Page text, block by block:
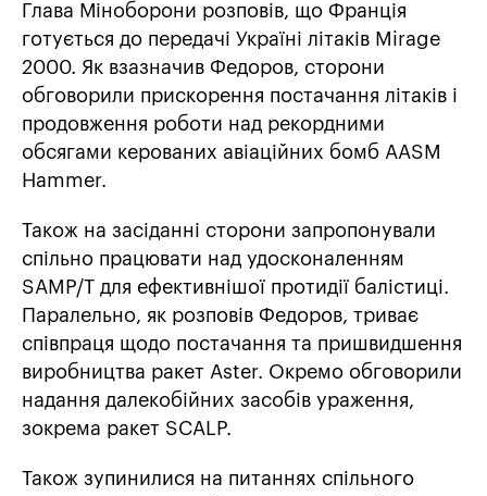
Глава Міноборони розповів, що Франція
готується до передачі Україні літаків Mirage
2000. Як взазначив Федоров, сторони
обговорили прискорення постачання літаків і
продовження роботи над рекордними
обсягами керованих авіаційних бомб AASM
Hammer.
Також на засіданні сторони запропонували
спільно працювати над удосконаленням
SAMP/T для ефективнішої протидії балістиці.
Паралельно, як розповів Федоров, триває
співпраця щодо постачання та пришвидшення
виробництва ракет Aster. Окремо обговорили
надання далекобійних засобів ураження,
зокрема ракет SCALP.
Також зупинилися на питаннях спільного